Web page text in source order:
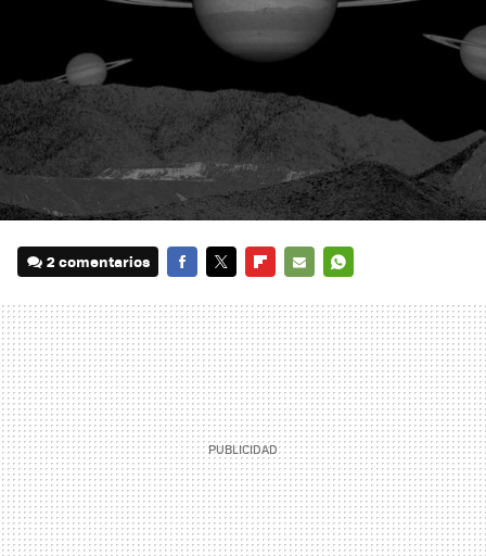
2 comentarios
MAIL